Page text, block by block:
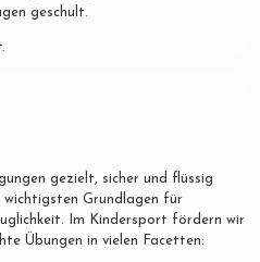
geschult.
gezielt, sicher und flüssig
wichtigsten Grundlagen für
Im Kindersport fördern wir
Übungen in vielen Facetten: